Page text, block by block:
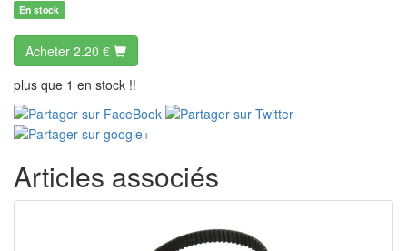
En stock
Acheter 2.20 €
plus que 1 en stock !!
Articles associés